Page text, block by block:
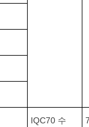
IQC70 수